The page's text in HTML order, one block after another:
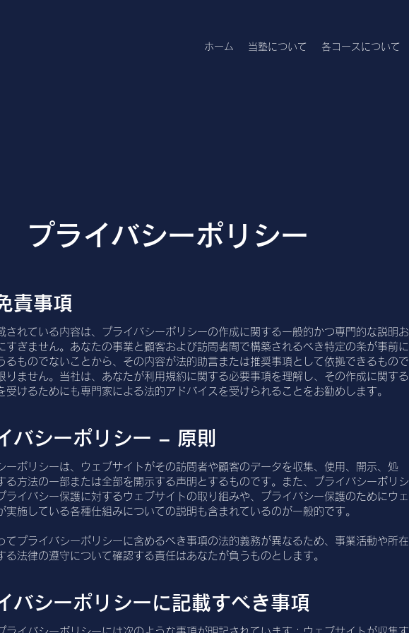
ホーム 当塾について 各コースについて
プライバシーポリシー
責事項
されている内容は、プライバシーポリシーの作成に関する一般的かつ専門的な説明お
すぎません。あなたの事業と顧客および訪問者間で構築されるべき特定の条が事前に
るものでないことから、その内容が法的助言または推奨事項として依拠できるもので
りません。当社は、あなたが利用規約に関する必要事項を理解し、その作成に関する
受けるためにも専門家による法的アドバイスを受けられることをお勧めします。
バシーポリシー – 原則
ーポリシーは、ウェブサイトがその訪問者や顧客のデータを収集、使用、開示、処
る方法の一部または全部を開示する声明とするものです。また、プライバシーポリシ
ライバシー保護に対するウェブサイトの取り組みや、プライバシー保護のためにウェ
実施している各種仕組みについての説明も含まれているのが一般的です。
てプライバシーポリシーに含めるべき事項の法的義務が異なるため、事業活動や所在
る法律の遵守について確認する責任はあなたが負うものとします。
バシーポリシーに記載すべき事項